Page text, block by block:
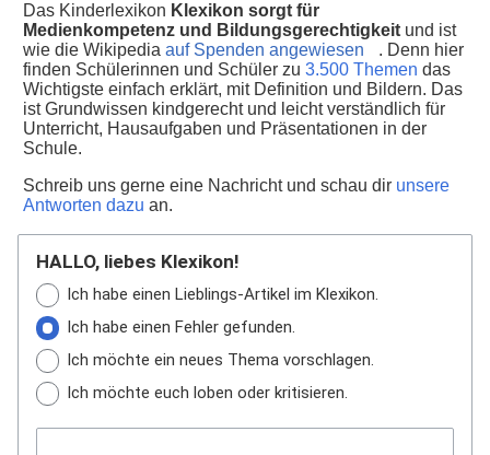
Das Kinderlexikon Klexikon sorgt für
Medienkompetenz und Bildungsgerechtigkeit und ist
wie die Wikipedia auf Spenden angewiesen
. Denn hier
finden Schülerinnen und Schüler zu 3.500 Themen das
Wichtigste einfach erklärt, mit Definition und Bildern. Das
ist Grundwissen kindgerecht und leicht verständlich für
Unterricht, Hausaufgaben und Präsentationen in der
Schule.
Schreib uns gerne eine Nachricht und schau dir unsere
Antworten dazu an.
HALLO, liebes Klexikon!
Ich habe einen Lieblings-Artikel im Klexikon.
Ich habe einen Fehler gefunden.
Ich möchte ein neues Thema vorschlagen.
Ich möchte euch loben oder kritisieren.